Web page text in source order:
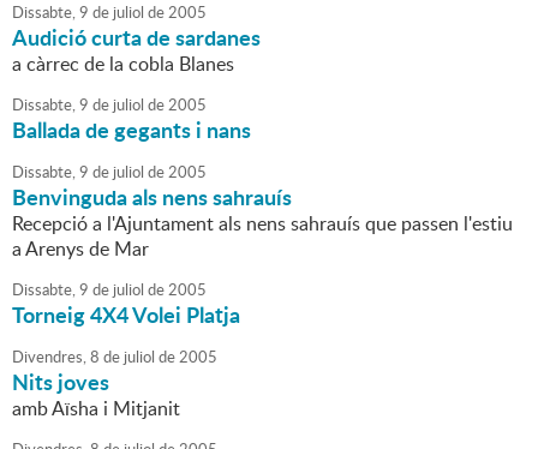
Dissabte,9 de juliol de2005
Audició curta de sardanes
a càrrec de la cobla Blanes
Dissabte,9 de juliol de2005
Ballada de gegants i nans
Dissabte,9 de juliol de2005
Benvinguda als nens sahrauís
Recepció a l'Ajuntament als nens sahrauís que passen l'estiu
a Arenys de Mar
Dissabte,9 de juliol de2005
Torneig 4X4 Volei Platja
Divendres,8 de juliol de2005
Nits joves
amb Aïsha i Mitjanit